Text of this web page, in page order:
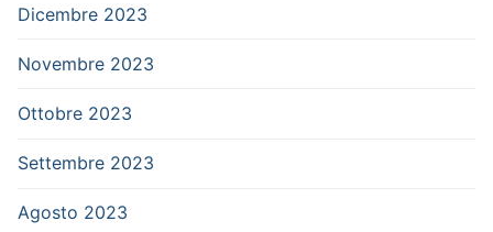
Dicembre 2023
Novembre 2023
Ottobre 2023
Settembre 2023
Agosto 2023